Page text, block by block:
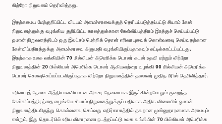
லிற்றோ நிறுவனம் தெரிவித்தது.
இதற்கமைய மேற்குறிப்பிட்ட விடயம் அமைச்சரவைக்குத் தெரியப்படுத்தப்பட்டு சியாம் கேஸ்
நிறுவனத்துக்கு வழங்கிய குறிப்பிட்ட காலத்துக்கான கேள்விப்பத்திரம் இரத்துச் செய்யப்பட்டு
ஓமான் நிறுவனத்திடம் ஒரு இலட்சம் மெற்றிக் தொன் எரிவாயுவைக் கொள்வனவு செய்வதற்கான
கேள்விப்பதிரத்துக்கு அமைச்சரவை அனுமதி வழங்கியிருப்பதாகவும் சுட்டிக்காட்டப்பட்டது.
இதற்காக உலக வங்கியின் 70 மில்லியன் அமெரிக்க டொலர் கடன் உதவி மற்றும் லிற்றோ
நிறுவனத்தின் 20 மில்லியன் அமெரிக்க டொலர் ஆகியவற்றை வழங்கி 90 மில்லியன் அமெரிக்க
டொலர் செலவுசெய்யப்படவிருப்பதாக லிற்றோ நிறுவனத்தின் தலைவர் முதித பீரிஸ் தெரிவித்தார்.
எரிவாயுத் தேவை அத்தியாவசியமான அவசர தேவையாக இருக்கின்றபோதும் குறைந்த
கேள்விப்பத்திரத்தை வழங்கிய சியாம் நிறுவனத்துக்குப் பதிலாக அதிக விலையில் ஓமான்
நிறுவனத்திடமிருந்து கொள்வனவு செய்வது எதிர்காலத்தில் தவறான முன்னுதாரனமாக அமையும்
என்றும், இது தொடர்பில் உரிய விசாரணை நடத்தப்பட்டு உலக வங்கியின் 70 மில்லியன் அமெரிக்க